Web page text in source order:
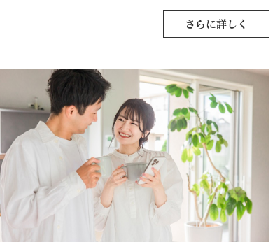
さらに詳しく